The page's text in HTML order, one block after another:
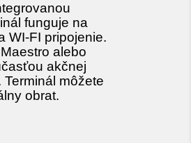
funguje na
WI-FI pripojenie.
alebo
akčnej
môžete
obrat.